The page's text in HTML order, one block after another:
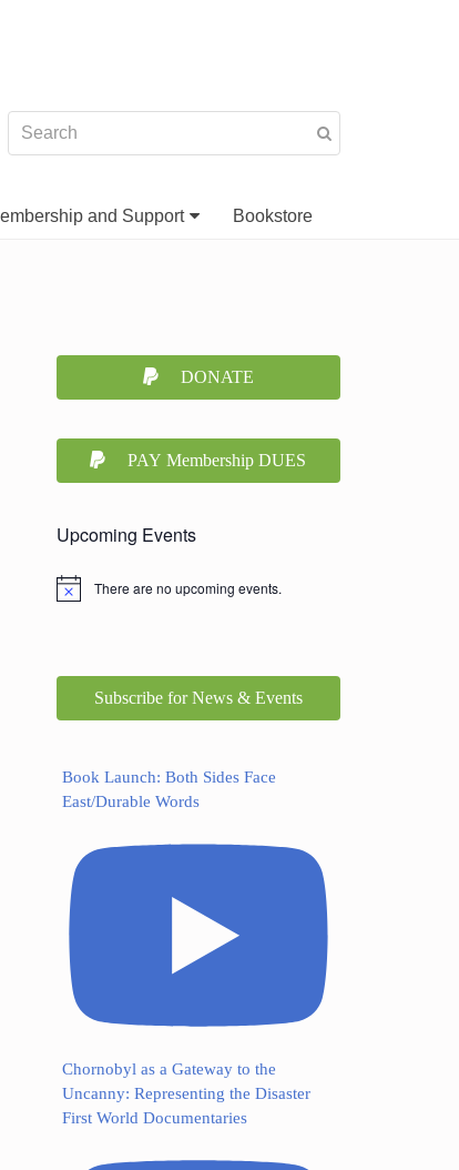
and Support Bookstore
DONATE
PAY Membership DUES
Upcoming Events
There are no upcoming events.
Subscribe for News & Events
Book Launch: Both Sides Face
East/Durable Words
Chornobyl as a Gateway to the
Uncanny: Representing the Disaster
First World Documentaries